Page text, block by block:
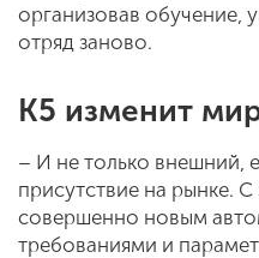
организовав обучение,
отряд заново.
К5 изменит
– И не только внешний,
присутствие на рынке.
совершенно новым
требованиями и